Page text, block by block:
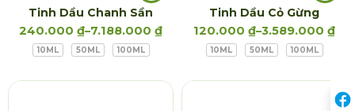
Tinh Dầu Chanh Sần
240.000 ₫–7.188.000 ₫
10ML 50ML 100ML
Tinh Dầu Cỏ Gừng
120.000 ₫–3.589.000 ₫
10ML 50ML 100ML